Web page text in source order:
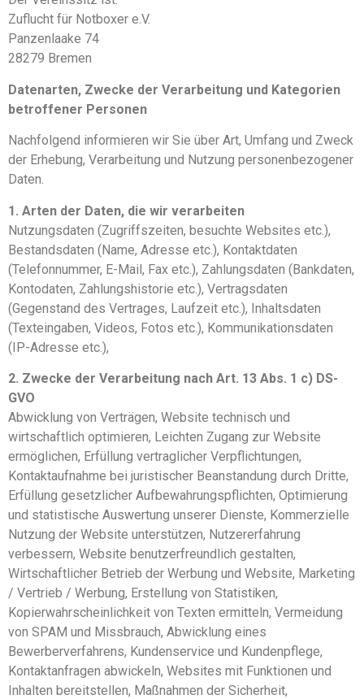
Zuflucht für Notboxer e.V.
Panzenlaake 74
28279 Bremen
Datenarten, Zwecke der Verarbeitung und Kategorien
betroffener Personen
Nachfolgend informieren wir Sie über Art, Umfang und Zweck
der Erhebung, Verarbeitung und Nutzung personenbezogener
Daten.
1. Arten der Daten, die wir verarbeiten
Nutzungsdaten (Zugriffszeiten, besuchte Websites etc.),
Bestandsdaten (Name, Adresse etc.), Kontaktdaten
(Telefonnummer, E-Mail, Fax etc.), Zahlungsdaten (Bankdaten,
Kontodaten, Zahlungshistorie etc.), Vertragsdaten
(Gegenstand des Vertrages, Laufzeit etc.), Inhaltsdaten
(Texteingaben, Videos, Fotos etc.), Kommunikationsdaten
(IP-Adresse etc.),
2. Zwecke der Verarbeitung nach Art. 13 Abs. 1 c) DS-
GVO
Abwicklung von Verträgen, Website technisch und
wirtschaftlich optimieren, Leichten Zugang zur Website
ermöglichen, Erfüllung vertraglicher Verpflichtungen,
Kontaktaufnahme bei juristischer Beanstandung durch Dritte,
Erfüllung gesetzlicher Aufbewahrungspflichten, Optimierung
und statistische Auswertung unserer Dienste, Kommerzielle
Nutzung der Website unterstützen, Nutzererfahrung
verbessern, Website benutzerfreundlich gestalten,
Wirtschaftlicher Betrieb der Werbung und Website, Marketing
/ Vertrieb / Werbung, Erstellung von Statistiken,
Kopierwahrscheinlichkeit von Texten ermitteln, Vermeidung
von SPAM und Missbrauch, Abwicklung eines
Bewerberverfahrens, Kundenservice und Kundenpflege,
Kontaktanfragen abwickeln, Websites mit Funktionen und
Inhalten bereitstellen, Maßnahmen der Sicherheit,